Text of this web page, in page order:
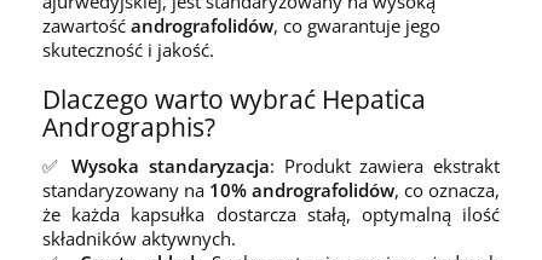
zawartość andrografolidów, co gwarantuje jego
skuteczność i jakość.
Dlaczego warto wybrać Hepatica
Andrographis?
✅Wysoka standaryzacja: Produkt zawiera ekstrakt
standaryzowany na 10% andrografolidów, co oznacza,
że każda kapsułka dostarcza stałą, optymalną ilość
składników aktywnych.